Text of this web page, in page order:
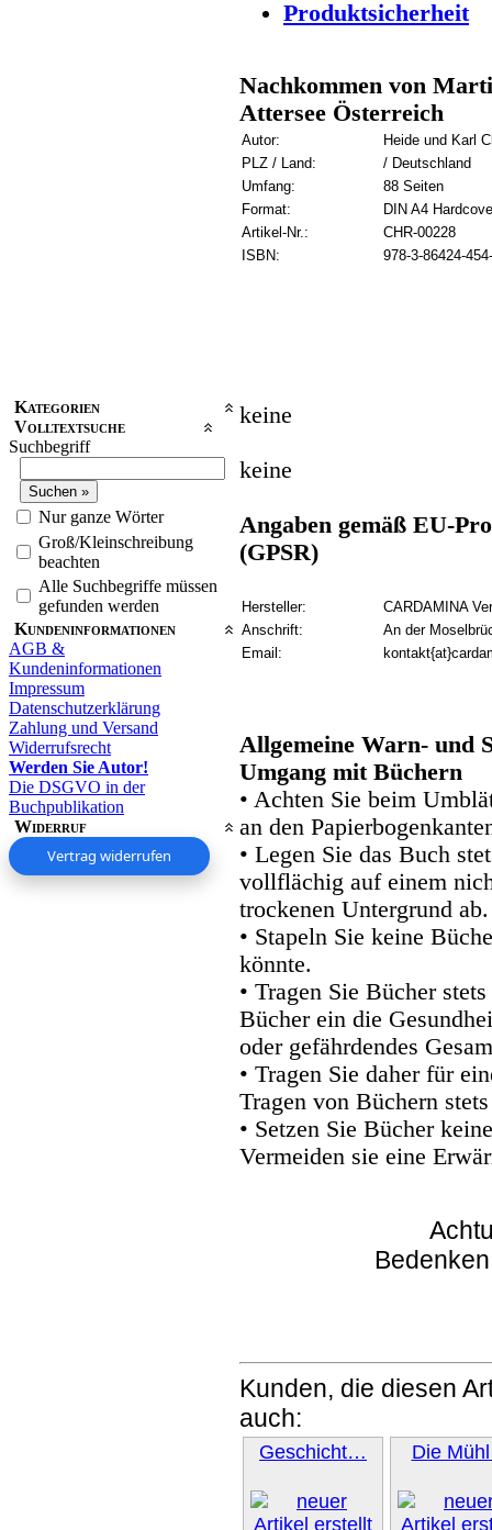
Kategorien
Volltextsuche
Suchbegriff
Nur ganze Wörter
Groß/Kleinschreibung
beachten
Alle Suchbegriffe müssen
gefunden werden
Kundeninformationen
AGB &
Kundeninformationen
Impressum
Datenschutzerklärung
Zahlung und Versand
Widerrufsrecht
Werden Sie Autor!
Die DSGVO in der
Buchpublikation
Widerruf
Vertrag widerrufen
Produktsicherheit
Nachkommen von
Attersee Österreich
Autor:
Heide und Karl
PLZ / Land:
/ Deutschland
Umfang:
88 Seiten
Format:
DIN A4
Artikel-Nr.:
CHR-00228
ISBN:
978-3-86424-
keine
keine
Angaben gemäß EU-
(GPSR)
Hersteller:
CARDAMINA
Anschrift:
An der
Email:
Allgemeine Warn- und
Umgang mit Büchern
• Achten Sie beim
an den
• Legen Sie das Buch
vollflächig auf einem
trockenen Untergrund ab.
• Stapeln Sie keine
könnte.
• Tragen Sie Bücher
Bücher ein die
oder gefährdendes
• Tragen Sie daher für
Tragen von Büchern
• Setzen Sie Bücher
Vermeiden sie eine
Kunden, die diesen
auch:
Geschicht… Die